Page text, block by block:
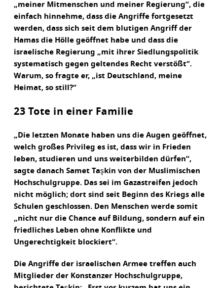
„meiner Mitmenschen und meiner Regierung“, die
einfach hinnehme, dass die Angriffe fortgesetzt
werden, dass sich seit dem blutigen Angriff der
Hamas die Hölle geöffnet habe und dass die
israelische Regierung „mit ihrer Siedlungspolitik
systematisch gegen geltendes Recht verstößt“.
Warum, so fragte er, „ist Deutschland, meine
Heimat, so still?“
23 Tote in einer Familie
„Die letzten Monate haben uns die Augen geöffnet,
welch großes Privileg es ist, dass wir in Frieden
leben, studieren und uns weiterbilden dürfen“,
sagte danach Samet Taşkin von der Muslimischen
Hochschulgruppe. Das sei im Gazastreifen jedoch
nicht möglich; dort sind seit Beginn des Kriegs alle
Schulen geschlossen. Den Menschen werde somit
„nicht nur die Chance auf Bildung, sondern auf ein
friedliches Leben ohne Konflikte und
Ungerechtigkeit blockiert“.
Die Angriffe der israelischen Armee treffen auch
Mitglieder der Konstanzer Hochschulgruppe,